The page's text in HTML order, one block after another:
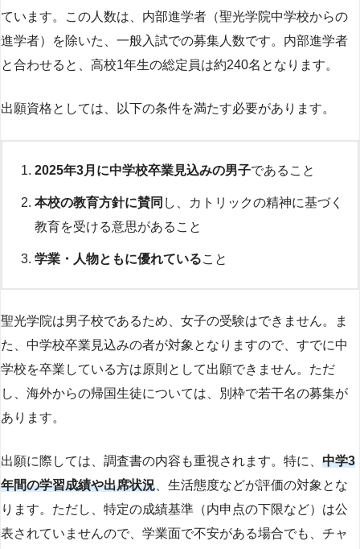
ています。この人数は、内部進学者（聖光学院中学校からの
進学者）を除いた、一般入試での募集人数です。内部進学者
と合わせると、高校1年生の総定員は約240名となります。
出願資格としては、以下の条件を満たす必要があります。
2025年3月に中学校卒業見込みの男子であること
本校の教育方針に賛同 し、カトリックの精神に基づく
教育を受ける意思があること
学業・人物ともに優れていること
聖光学院は男子校であるため、女子の受験はできません。ま
た、中学校卒業見込みの者が対象となりますので、すでに中
学校を卒業している方は原則として出願できません。ただ
し、海外からの帰国生徒については、別枠で若干名の募集が
あります。
出願に際しては、調査書の内容も重視されます。特に、 中学3
年間の学習成績や出席状況 、生活態度などが評価の対象とな
ります。ただし、特定の成績基準（内申点の下限など）は公
表されていませんので、学業面で不安がある場合でも、チャ